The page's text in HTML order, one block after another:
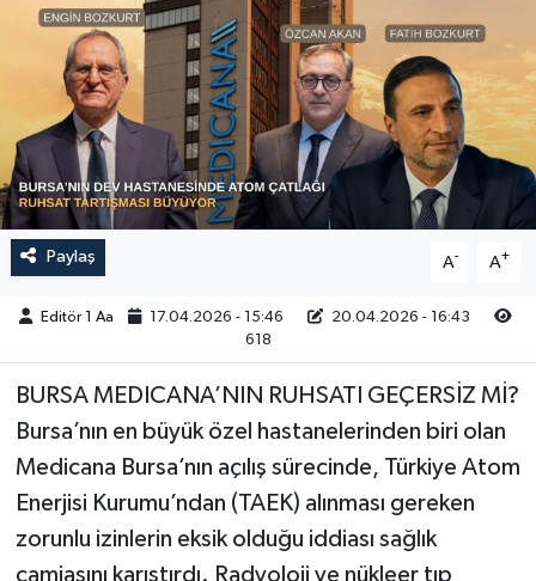
Paylaş A- A+
Editör 1 Aa 17.04.2026 - 15:46
20.04.2026 - 16:43
618
BURSA MEDICANA’NIN RUHSATI GEÇERSİZ Mİ?
Bursa’nın en büyük özel hastanelerinden biri olan
Medicana Bursa’nın açılış sürecinde, Türkiye Atom
Enerjisi Kurumu’ndan (TAEK) alınması gereken
zorunlu izinlerin eksik olduğu iddiası sağlık
camiasını karıştırdı. Radyoloji ve nükleer tıp
Siyaset
Spor
Türkiye
Video Galeri